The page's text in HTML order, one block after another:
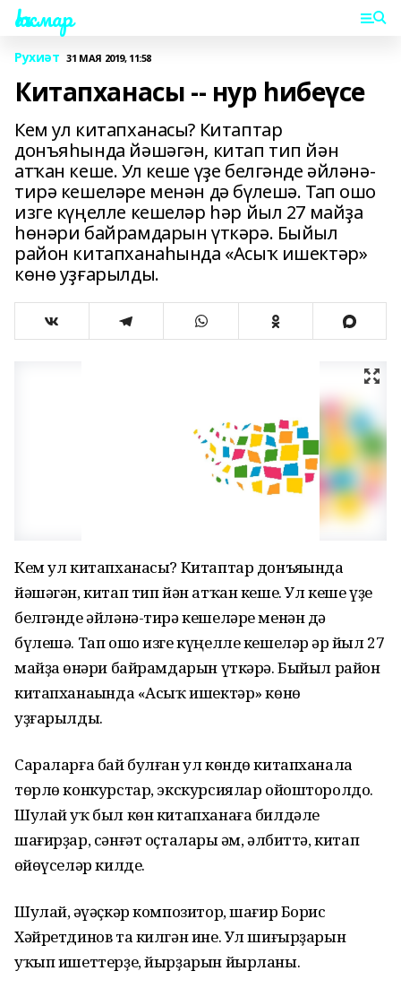
Һаҡмар
Рухиәт 31 МАЯ 2019, 11:58
Китапханасы -- нур һибеүсе
Кем ул китапханасы? Китаптар
донъяһында йәшәгән, китап тип йән
атҡан кеше. Ул кеше үҙе белгәнде әйләнә-
тирә кешеләре менән дә бүлешә. Тап ошо
изге күңелле кешеләр һәр йыл 27 майҙа
һөнәри байрамдарын үткәрә. Быйыл
район китапханаһында «Асыҡ ишектәр»
көнө уҙғарылды.
Кем ул китапханасы? Китаптар донъяһында
йәшәгән, китап тип йән атҡан кеше. Ул кеше үҙе
белгәнде әйләнә-тирә кешеләре менән дә
бүлешә. Тап ошо изге күңелле кешеләр һәр йыл 27
майҙа һөнәри байрамдарын үткәрә. Быйыл район
китапханаһында «Асыҡ ишектәр» көнө
уҙғарылды.
Сараларға бай булған ул көндө китапханала
төрлө конкурстар, экскурсиялар ойошторолдо.
Шулай уҡ был көн китапханаға билдәле
шағирҙар, сәнғәт оҫталары һәм, әлбиттә, китап
һөйөүселәр килде.
Шулай, һәүәҫкәр композитор, шағир Борис
Хәйретдинов та килгән ине. Ул шиғырҙарын
уҡып ишеттерҙе, йырҙарын йырланы.